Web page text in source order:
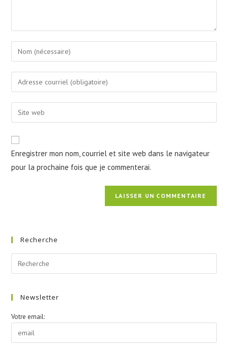
Enter
your
name
comment
Enter
your
email
address
Enter
your
URL
(optional)
Enregistrer mon nom, courriel et site web dans le navigateur
pour la prochaine fois que je commenterai.
Recherche
Newsletter
Votre email: